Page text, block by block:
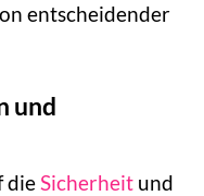
entscheidender
und
dieSicherheit und